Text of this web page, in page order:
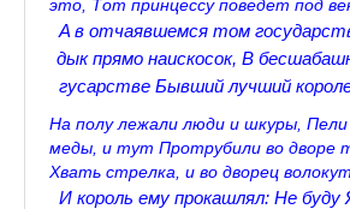
Прогулки по Царскому Селу. Осень
Царскосельские Стихи
Стихи о Пушкине А.С.
Александр Пушкин Стихи
это, Тот принцессу поведет под
A в отчаявшемся том
дык прямо наискосок, В
гусарстве Бывший лучший
На полу лежали люди и шкуры, Пели
меды, и тут Протрубили во двоpe
Хвать стрелка, и во двоpeц волокут.
И король ему прокашлял: Не буду